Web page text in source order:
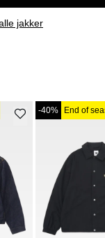
jakker
-40% End of